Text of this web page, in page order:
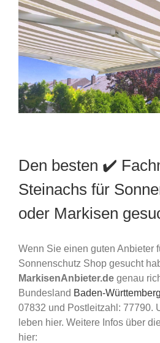
Den besten ✔️
Steinachs für
oder Markisen
Wenn Sie einen guten Anbieter
Sonnenschutz Shop gesucht
MarkisenAnbieter.de genau
Bundesland Baden-Württemberg
07832 und Postleitzahl: 77790.
leben hier. Weitere Infos über
hier: